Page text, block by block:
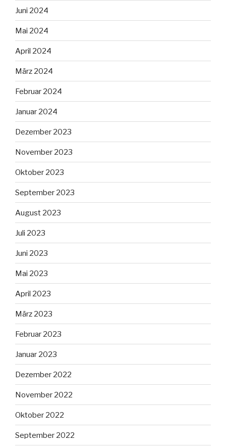
Juni 2024
Mai 2024
April 2024
März 2024
Februar 2024
Januar 2024
Dezember 2023
November 2023
Oktober 2023
September 2023
August 2023
Juli 2023
Juni 2023
Mai 2023
April 2023
März 2023
Februar 2023
Januar 2023
Dezember 2022
November 2022
Oktober 2022
September 2022